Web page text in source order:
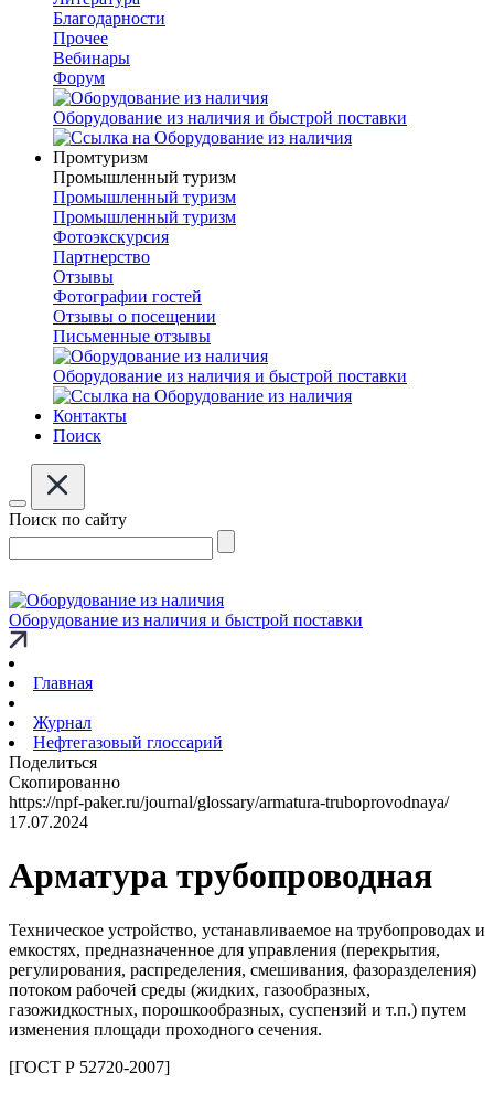
Благодарности
Прочее
Вебинары
Форум
Оборудование из наличия и быстрой поставки
Промтуризм
Промышленный туризм
Промышленный туризм
Промышленный туризм
Фотоэкскурсия
Партнерство
Отзывы
Фотографии гостей
Отзывы о посещении
Письменные отзывы
Оборудование из наличия и быстрой поставки
Контакты
Поиск
Поиск по сайту
Оборудование из наличия и быстрой поставки
Главная
Журнал
Нефтегазовый глоссарий
Поделиться
Скопированно
https://npf-paker.ru/journal/glossary/armatura-truboprovodnaya/
17.07.2024
Арматура трубопроводная
Техническое устройство, устанавливаемое на трубопроводах и
емкостях, предназначенное для управления (перекрытия,
регулирования, распределения, смешивания, фазоразделения)
потоком рабочей среды (жидких, газообразных,
газожидкостных, порошкообразных, суспензий и т.п.) путем
изменения площади проходного сечения.
[ГОСТ Р 52720-2007]